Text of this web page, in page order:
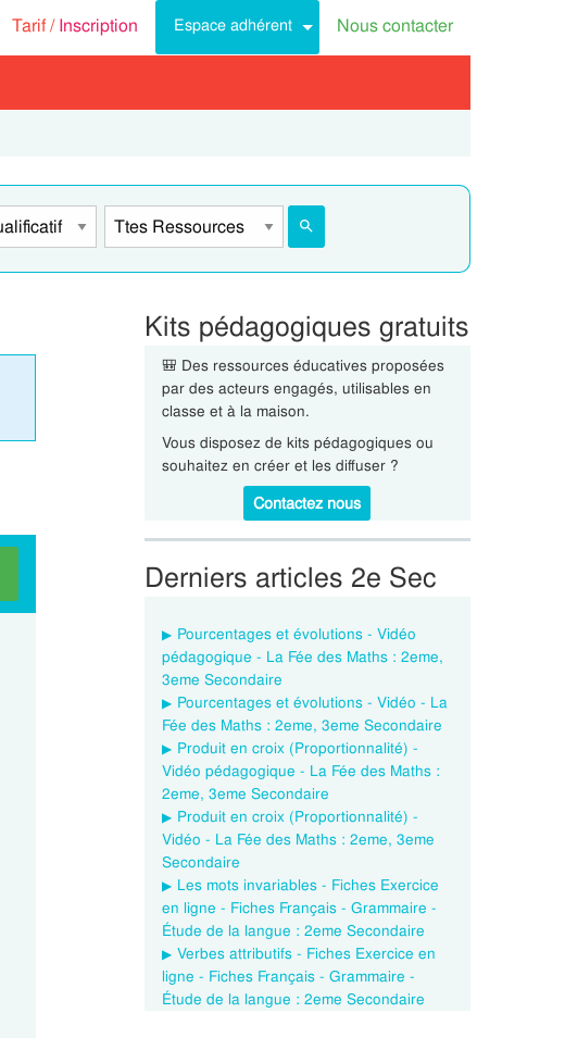
Tarif /Inscription Espace adhérent Nous contacter
Kits pédagogiques gratuits
🎒 Des ressources éducatives proposées
par des acteurs engagés, utilisables en
classe et à la maison.
Vous disposez de kits pédagogiques ou
souhaitez en créer et les diffuser ?
Contactez nous
Derniers articles 2e Sec
Pourcentages et évolutions - Vidéo
pédagogique - La Fée des Maths : 2eme,
3eme Secondaire
Pourcentages et évolutions - Vidéo - La
Fée des Maths : 2eme, 3eme Secondaire
Produit en croix (Proportionnalité) -
Vidéo pédagogique - La Fée des Maths :
2eme, 3eme Secondaire
Produit en croix (Proportionnalité) -
Vidéo - La Fée des Maths : 2eme, 3eme
Secondaire
Les mots invariables - Fiches Exercice
en ligne - Fiches Français - Grammaire -
Étude de la langue : 2eme Secondaire
Verbes attributifs - Fiches Exercice en
ligne - Fiches Français - Grammaire -
Étude de la langue : 2eme Secondaire